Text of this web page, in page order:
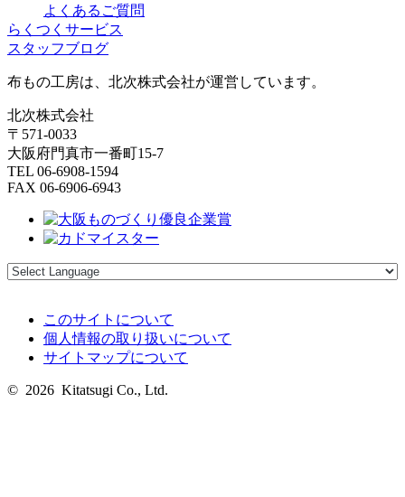
よくあるご質問
らくつくサービス
スタッフブログ
布もの工房は、北次株式会社が運営しています。
北次株式会社
〒571-0033
大阪府門真市一番町15-7
TEL 06-6908-1594
FAX 06-6906-6943
このサイトについて
個人情報の取り扱いについて
サイトマップについて
© 2026 Kitatsugi Co., Ltd.